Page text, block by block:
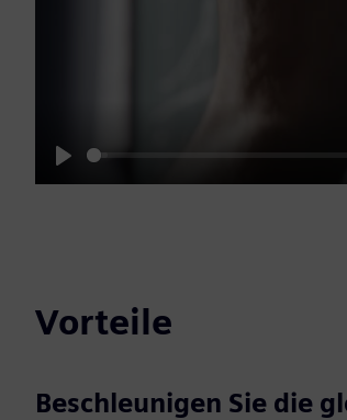
Play
Vorteile
Beschleunigen Sie die